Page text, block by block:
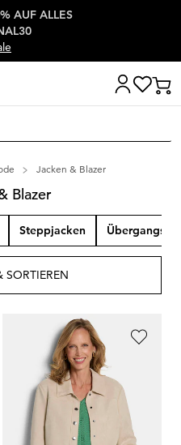
zum Content
AUF ALLES
Jacken & Blazer
Blazer
Steppjacken
SORTIEREN
GOLDNER
Hemdjacke in Velourslederoptik
64,95 €109,95 €
30-Tage-Bestpreis**: 79,95 € (-18%)